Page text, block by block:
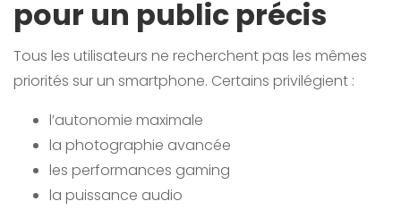
pour un public précis
Tous les utilisateurs ne recherchent pas les mêmes
priorités sur un smartphone. Certains privilégient :
l’autonomie maximale
la photographie avancée
les performances gaming
la puissance audio